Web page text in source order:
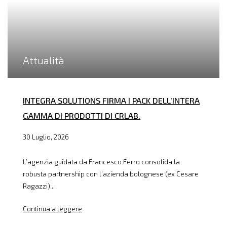
Attualità
INTEGRA SOLUTIONS FIRMA I PACK DELL’INTERA
GAMMA DI PRODOTTI DI CRLAB.
30 Luglio, 2026
L’agenzia guidata da Francesco Ferro consolida la
robusta partnership con l’azienda bolognese (ex Cesare
Ragazzi)...
Continua a leggere